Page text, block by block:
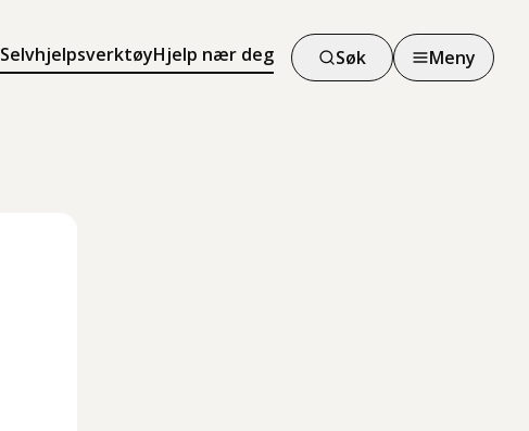
SelvhjelpsverktøyHjelp nær deg Søk Meny